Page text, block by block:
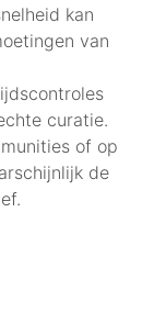
kan
van
curatie.
of op
de